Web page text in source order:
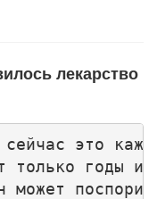
лекарство
это
только годы
может